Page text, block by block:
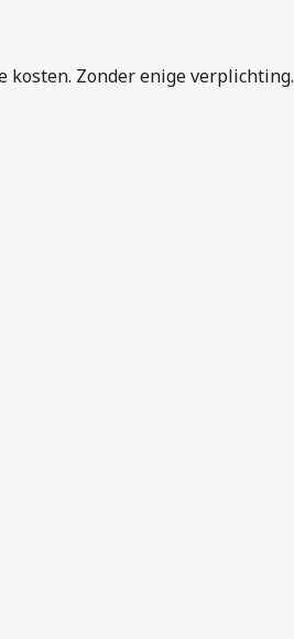
kosten. Zonder enige verplichting.